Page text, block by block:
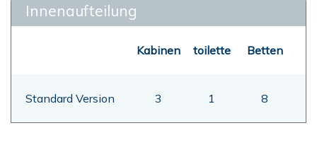
Innenaufteilung
Kabinen toilette Betten
Standard Version 3 1 8